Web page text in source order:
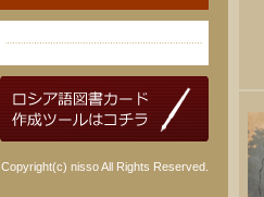
Copyright(c) nisso All Rights Reserved.